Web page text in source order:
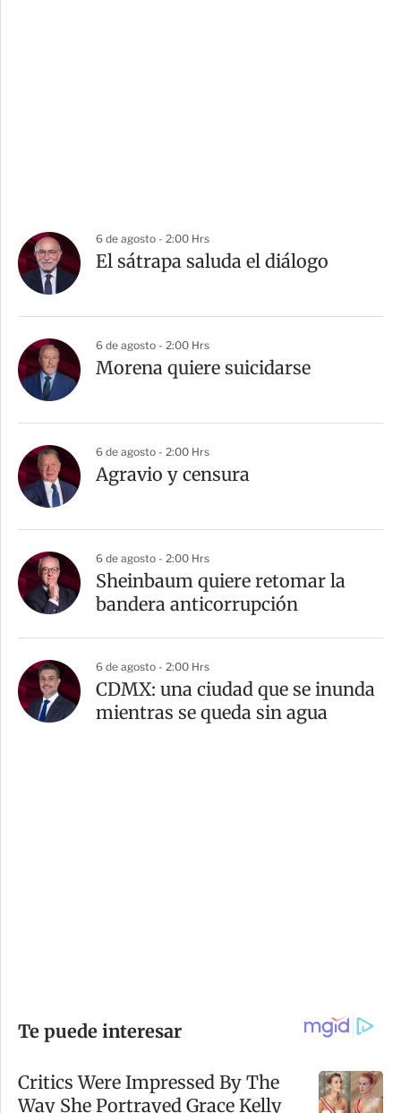
6 de agosto - 2:00 Hrs
El sátrapa saluda el diálogo
6 de agosto - 2:00 Hrs
Morena quiere suicidarse
6 de agosto - 2:00 Hrs
Agravio y censura
6 de agosto - 2:00 Hrs
Sheinbaum quiere retomar la
bandera anticorrupción
6 de agosto - 2:00 Hrs
CDMX: una ciudad que se inunda
mientras se queda sin agua